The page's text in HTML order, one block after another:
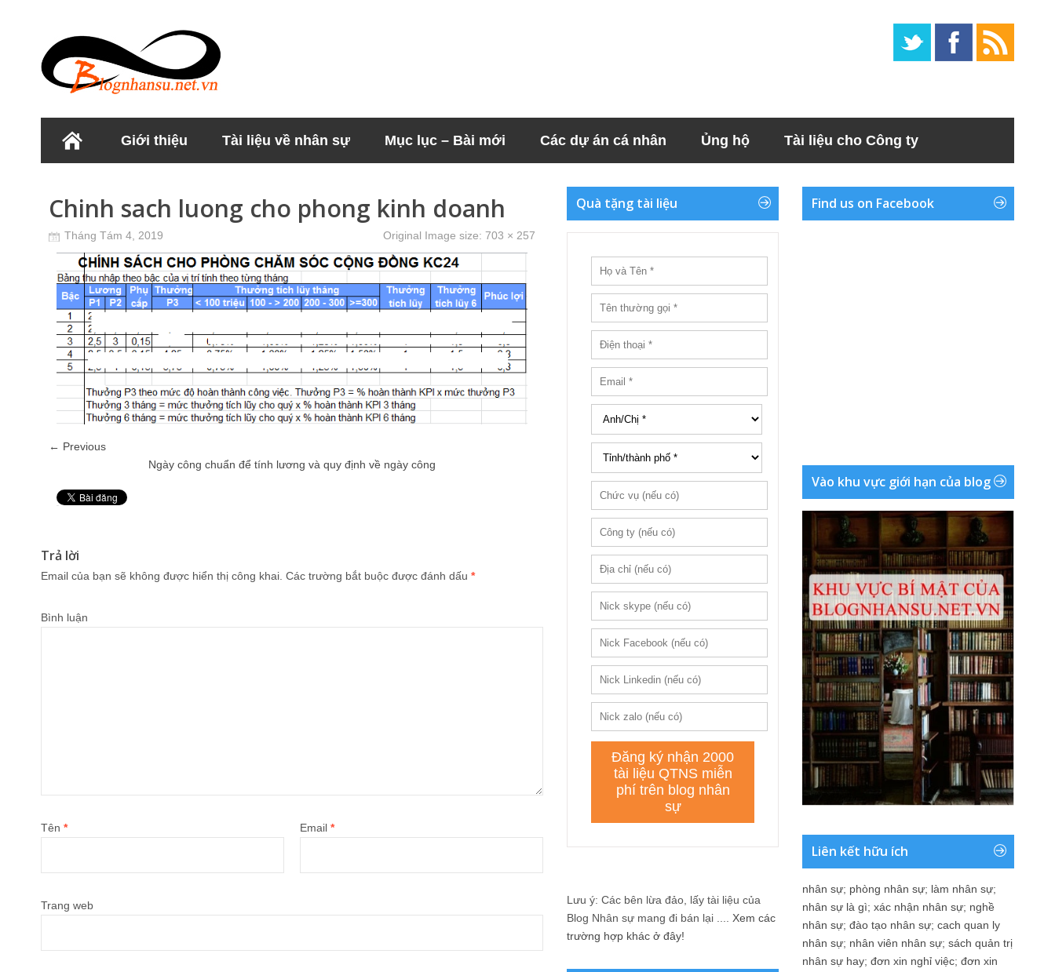
Giới thiệu Tài liệu về nhân sự Mục lục – Bài mới Các dự án cá nhân Ủng hộ Tài liệu cho Công ty
Chinh sach luong cho phong kinh doanh
Tháng Tám 4, 2019 Original Image size: 703 × 257
← Previous
Ngày công chuẩn để tính lương và quy định về ngày công
Trả lời
Email của bạn sẽ không được hiển thị công khai. Các trường bắt buộc được đánh dấu *
Bình luận
Tên * Email *
Trang web
Quà tặng tài liệu
Lưu ý: Các bên lừa đảo, lấy tài liệu của
Blog Nhân sự mang đi bán lại .... Xem các
trường hợp khác ở đây!
Find us on Facebook
Vào khu vực giới hạn của blog
Liên kết hữu ích
nhân sự; phòng nhân sự; làm nhân sự;
nhân sự là gì; xác nhận nhân sự; nghề
nhân sự; đào tạo nhân sự; cach quan ly
nhân sự; nhân viên nhân sự; sách quản trị
nhân sự hay; đơn xin nghỉ việc; đơn xin